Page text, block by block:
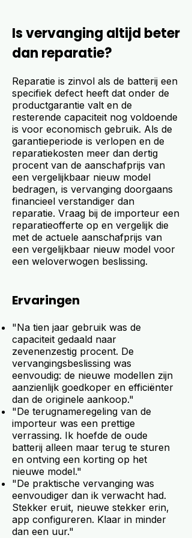
Is vervanging altijd beter
dan reparatie?
Reparatie is zinvol als de batterij een
specifiek defect heeft dat onder de
productgarantie valt en de
resterende capaciteit nog voldoende
is voor economisch gebruik. Als de
garantieperiode is verlopen en de
reparatiekosten meer dan dertig
procent van de aanschafprijs van
een vergelijkbaar nieuw model
bedragen, is vervanging doorgaans
financieel verstandiger dan
reparatie. Vraag bij de importeur een
reparatieofferte op en vergelijk die
met de actuele aanschafprijs van
een vergelijkbaar nieuw model voor
een weloverwogen beslissing.
Ervaringen
"Na tien jaar gebruik was de
capaciteit gedaald naar
zevenenzestig procent. De
vervangingsbeslissing was
eenvoudig: de nieuwe modellen zijn
aanzienlijk goedkoper en efficiënter
dan de originele aankoop."
"De terugnameregeling van de
importeur was een prettige
verrassing. Ik hoefde de oude
batterij alleen maar terug te sturen
en ontving een korting op het
nieuwe model."
"De praktische vervanging was
eenvoudiger dan ik verwacht had.
Stekker eruit, nieuwe stekker erin,
app configureren. Klaar in minder
dan een uur."